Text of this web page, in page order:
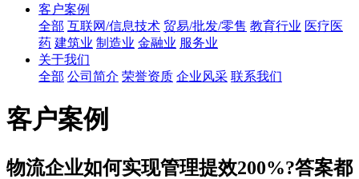
客户案例
全部 互联网/信息技术 贸易/批发/零售 教育行业 医疗医
药 建筑业 制造业 金融业 服务业
关于我们
全部 公司简介 荣誉资质 企业风采 联系我们
客户案例
物流企业如何实现管理提效200%?答案都